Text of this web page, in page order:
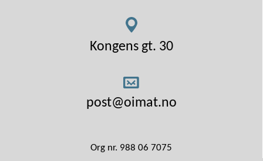
Kongens gt. 30
post@oimat.no
Org nr. 988 06 7075